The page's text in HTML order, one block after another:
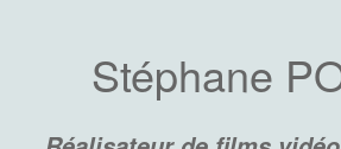
Stéphane